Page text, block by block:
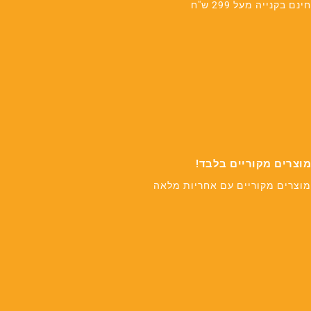
חינם בקנייה מעל 299 ש"ח
מוצרים מקוריים בלבד!
מוצרים מקוריים עם אחריות מלאה